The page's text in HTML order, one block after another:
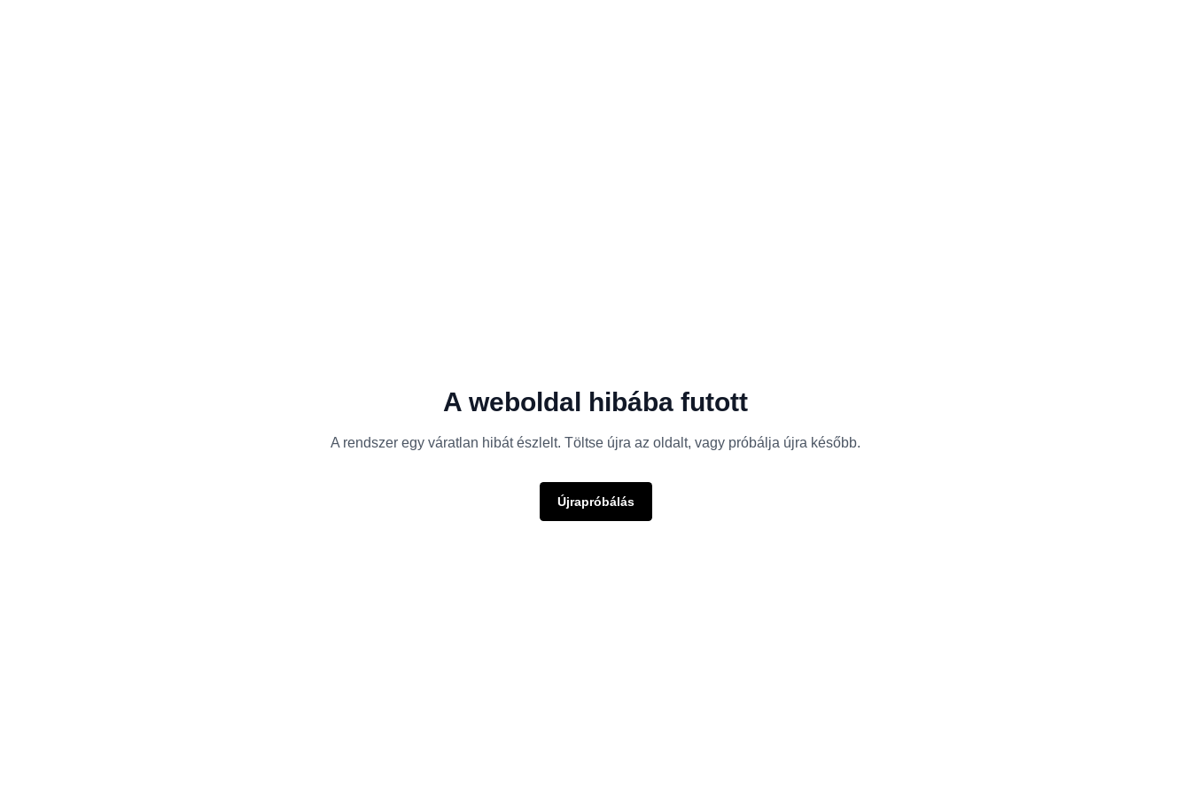
A weboldal hibába futott
A rendszer egy váratlan hibát észlelt. Töltse újra az oldalt, vagy próbálja újra később.
Újrapróbálás